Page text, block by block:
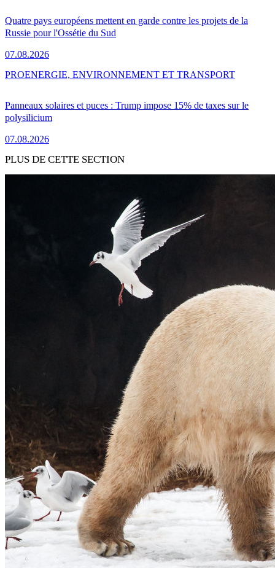
Quatre pays européens mettent en garde contre les projets de la
Russie pour l'Ossétie du Sud
07.08.2026
Panneaux solaires et puces : Trump impose 15% de taxes sur le
polysilicium
07.08.2026
PROENERGIE, ENVIRONNEMENT ET TRANSPORT
PLUS DE CETTE SECTION